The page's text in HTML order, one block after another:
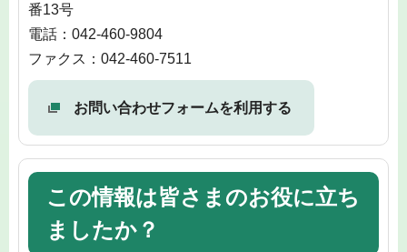
番13号
電話：042-460-9804
ファクス：042-460-7511
お問い合わせフォームを利用する
この情報は皆さまのお役に立ち
ましたか？